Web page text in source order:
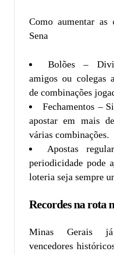
Como aumentar as
Sena
Bolões –
amigos ou colegas
de combinações
Fechamentos –
apostar em mais
várias combinações.
Apostas
periodicidade pode
loteria seja sempre
Recordes na rota
Minas Gerais
vencedores